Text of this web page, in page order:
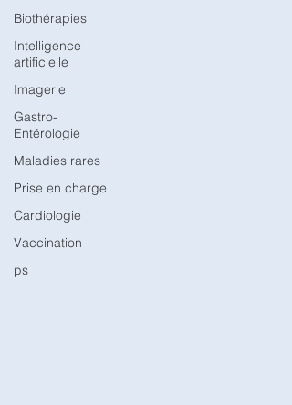
Biothérapies
Intelligence
artificielle
Imagerie
Gastro-
Entérologie
Maladies rares
Prise en charge
Cardiologie
Vaccination
ps